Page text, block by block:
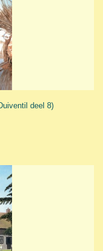
deel 8)